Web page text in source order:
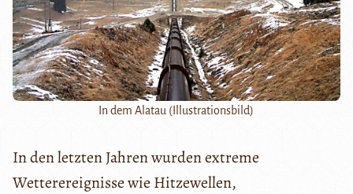
In dem Alatau (Illustrationsbild)
In den letzten Jahren wurden extreme
Wetterereignisse wie Hitzewellen,